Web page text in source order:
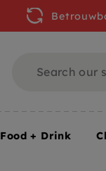
Food + Drink